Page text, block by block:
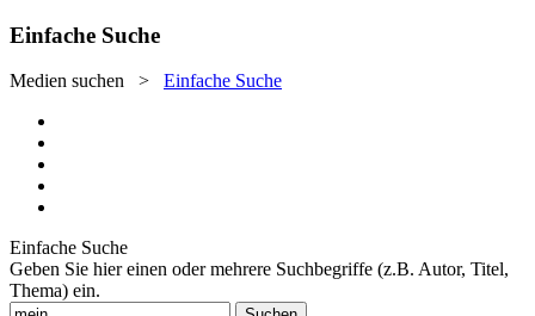
Einfache Suche
Medien suchen > Einfache Suche
Einfache Suche
Geben Sie hier einen oder mehrere Suchbegriffe (z.B. Autor, Titel,
Thema) ein.